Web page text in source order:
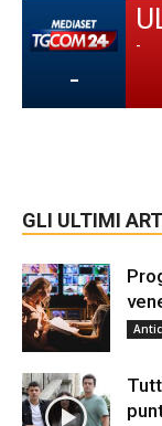
-
-
GLI ULTIMI